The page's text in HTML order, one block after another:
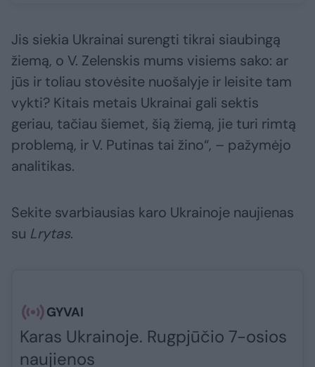
Jis siekia Ukrainai surengti tikrai siaubingą
žiemą, o V. Zelenskis mums visiems sako: ar
jūs ir toliau stovėsite nuošalyje ir leisite tam
vykti? Kitais metais Ukrainai gali sektis
geriau, tačiau šiemet, šią žiemą, jie turi rimtą
problemą, ir V. Putinas tai žino“, – pažymėjo
analitikas.
Sekite svarbiausias karo Ukrainoje naujienas
su Lrytas.​​​
GYVAI
Karas Ukrainoje. Rugpjūčio 7-osios
naujienos